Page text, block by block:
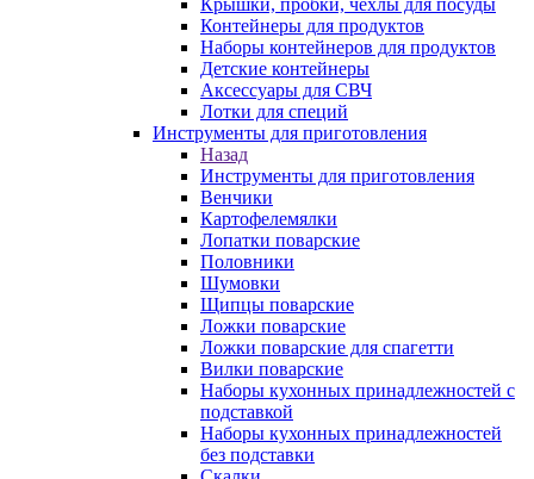
Контейнеры для продуктов
Наборы контейнеров для продуктов
Детские контейнеры
Аксессуары для СВЧ
Лотки для специй
Инструменты для приготовления
Назад
Инструменты для приготовления
Венчики
Картофелемялки
Лопатки поварские
Половники
Шумовки
Щипцы поварские
Ложки поварские
Ложки поварские для спагетти
Вилки поварские
Наборы кухонных принадлежностей с
подставкой
Наборы кухонных принадлежностей
без подставки